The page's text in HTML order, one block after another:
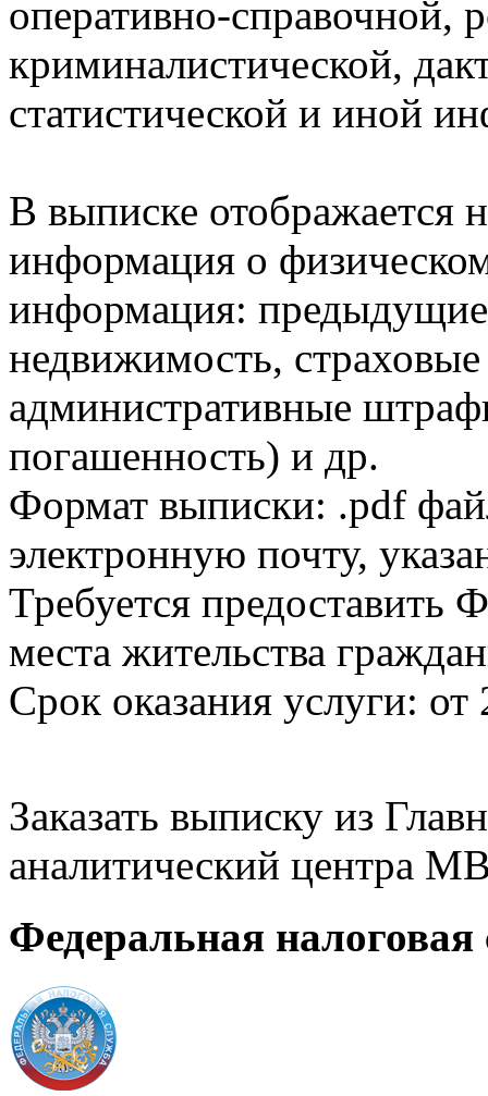
оперативно-справочной,
криминалистической,
статистической и иной
В выписке отображается
информация о
информация:
недвижимость,
административные
погашенность) и др.
Формат выписки: .pdf
электронную почту,
Требуется
места жительства
Срок оказания услуги: от
Заказать выписку из
аналитический центра
Федеральная налоговая